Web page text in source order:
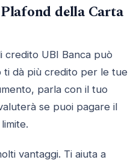
della Carta
credito UBI Banca può
ti dà più credito per le tue
parla con il tuo
se puoi pagare il
vantaggi. Ti aiuta a